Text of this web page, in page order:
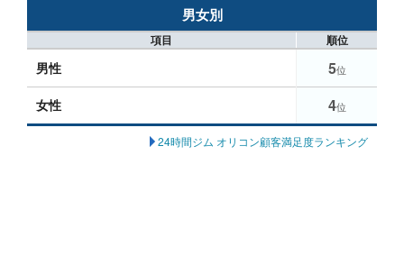
男女別
項目 順位
男性 5位
女性 4位
24時間ジム オリコン顧客満足度ランキング